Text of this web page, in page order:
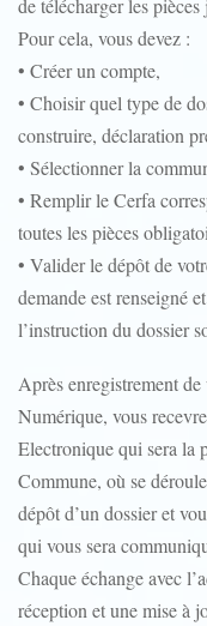
de télécharger les
Pour cela, vous devez :
• Créer un compte,
• Choisir quel type de
construire, déclaration
• Sélectionner la
• Remplir le Cerfa
toutes les pièces
• Valider le dépôt de
demande est renseigné
l’instruction du dossier
Après enregistrement
Numérique, vous
Electronique qui sera la
Commune, où se
dépôt d’un dossier et
qui vous sera
Chaque échange avec
réception et une mise à